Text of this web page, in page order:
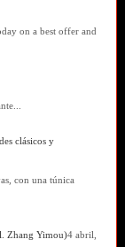
on a best offer and
clásicos y
con una túnica
Zhang Yimou)4 abril,